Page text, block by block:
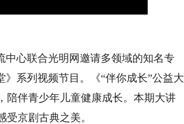
心联合光明网邀请多领域的知名专
系列视频节目。《“伴你成长”公益大
陪伴青少年儿童健康成长。本期大讲
京剧古典之美。